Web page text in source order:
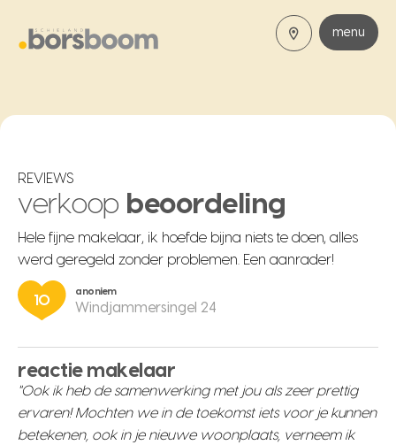
menu
REVIEWS
verkoop beoordeling
Hele fijne makelaar, ik hoefde bijna niets te doen, alles
werd geregeld zonder problemen. Een aanrader!
10
anoniem
Windjammersingel 24
reactie makelaar
"Ook ik heb de samenwerking met jou als zeer prettig
ervaren! Mochten we in de toekomst iets voor je kunnen
betekenen, ook in je nieuwe woonplaats, verneem ik